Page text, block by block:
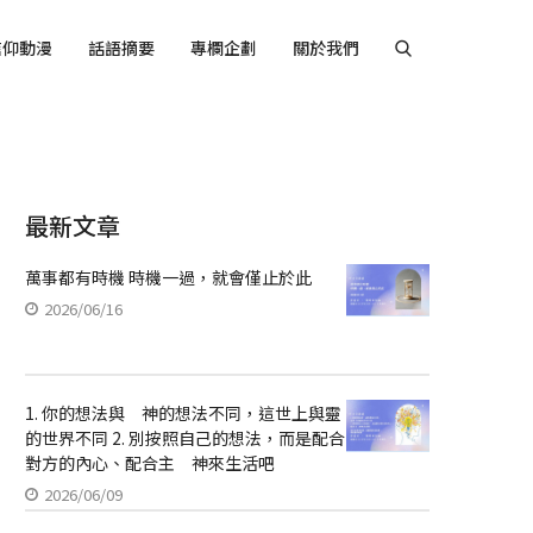
動漫 話語摘要 專欄企劃 關於我們
最新文章
萬事都有時機 時機一過，就會僅止於此
2026/06/16
1. 你的想法與 神的想法不同，這世上與靈
的世界不同 2. 別按照自己的想法，而是配合
對方的內心、配合主 神來生活吧
2026/06/09